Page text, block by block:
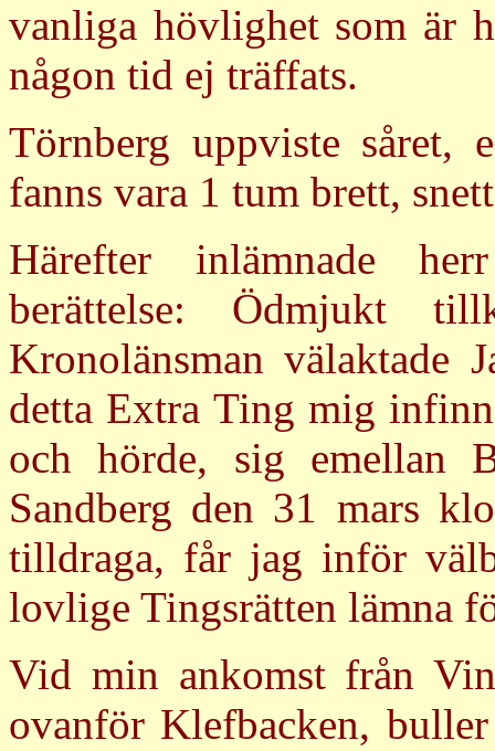
vanliga hövlighet som är
någon tid ej träffats.
Törnberg uppviste såret,
fanns vara 1 tum brett,
Härefter inlämnade
berättelse: Ödmjukt
Kronolänsman välaktade
detta Extra Ting mig
och hörde, sig emellan
Sandberg den 31 mars
tilldraga, får jag inför
lovlige Tingsrätten lämna
Vid min ankomst från
ovanför Klefbacken,